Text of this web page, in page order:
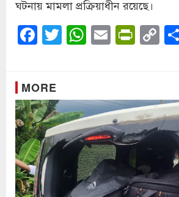
ঘটনায় মামলা প্রক্রিয়াধীন রয়েছে।
Facebook
Twitter
WhatsApp
Email
MORE